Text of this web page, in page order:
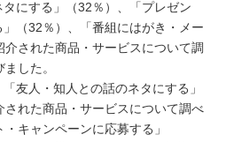
にする」（32％）、「プレゼン
」（32％）、「番組にはがき・メー
された商品・サービスについて調
した。
友人・知人との話のネタにする」
された商品・サービスについて調べ
キャンペーンに応募する」